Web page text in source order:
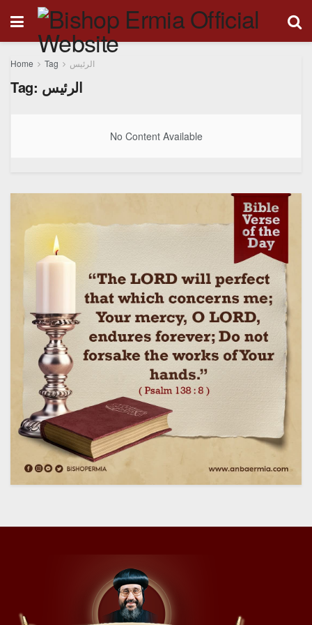
Home Tag الرئيس
Tag: الرئيس
No Content Available